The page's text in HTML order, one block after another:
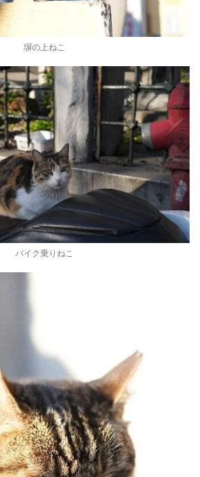
塀の上ねこ
バイク乗りねこ